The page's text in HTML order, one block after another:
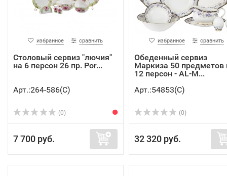
избранное сравнить
Столовый сервиз "лючия"
на 6 персон 26 пр. Por...
Арт.:264-586(C)
(0)
7 700 руб.
избранное сравнить
Обеденный сервиз
Маркиза 50 предметов
12 персон - AL-M...
Арт.:54853(C)
(0)
32 320 руб.